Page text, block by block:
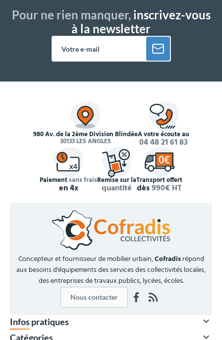
Pour ne rien manquer,inscrivez-vous
à la newsletter
980 Av. de la 2ème Division Blindée
30133 LES ANGLES
À votre écoute au
04 48 21 61 83
Paiementsans frais
en 4x
Remise sur la
quantité
Transport offert
dès990€ HT
Concepteur et fournisseur de mobilier urbain,Cofradisrépond
aux besoins d'équipements des services des collectivités locales,
des entreprises de travaux publics, lycées, écoles.
Nous contacter
Infos pratiques 
Catégories 